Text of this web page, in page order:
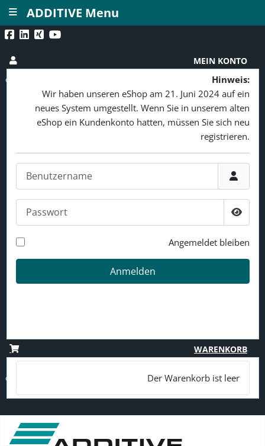
MEIN KONTO
Hinweis:
Wir haben unseren eShop am 21. Juni 2024 auf ein
neues System umgestellt. Wenn Sie in unserem alten
eShop ein Kundenkonto hatten, müssen Sie sich neu
registrieren.
Angemeldet bleiben
Anmelden
WARENKORB
Der Warenkorb ist leer
ADDITIVE Menu
≡